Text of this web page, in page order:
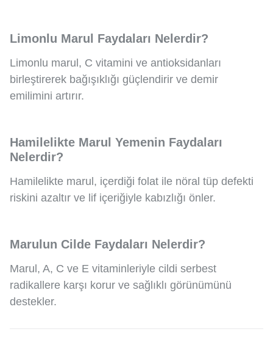
Limonlu Marul Faydaları Nelerdir?
Limonlu marul, C vitamini ve antioksidanları
birleştirerek bağışıklığı güçlendirir ve demir
emilimini artırır.
Hamilelikte Marul Yemenin Faydaları
Nelerdir?
Hamilelikte marul, içerdiği folat ile nöral tüp defekti
riskini azaltır ve lif içeriğiyle kabızlığı önler.
Marulun Cilde Faydaları Nelerdir?
Marul, A, C ve E vitaminleriyle cildi serbest
radikallere karşı korur ve sağlıklı görünümünü
destekler.